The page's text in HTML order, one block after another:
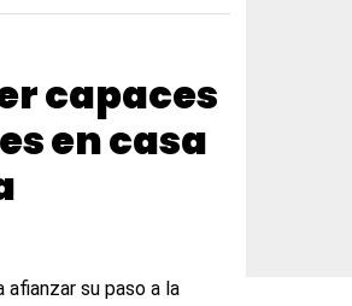
capaces
en casa
su paso a la